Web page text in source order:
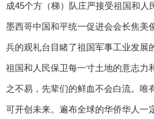
成45个方（梯）队庄严接受祖国和人
墨西哥中国和平统一促进会会长焦美
兵的观礼台目睹了祖国军事工业发展
祖国和人民保卫每一寸土地的意志力
之不易，先辈们的鲜血不会白流。唯
可开创未来。遍布全球的华侨华人一